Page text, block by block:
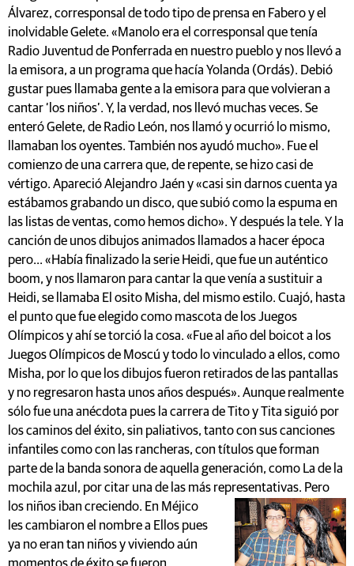
Álvarez, corresponsal de todo tipo de prensa en Fabero y el
inolvidable Gelete. «Manolo era el corresponsal que tenía
Radio Juventud de Ponferrada en nuestro pueblo y nos llevó a
la emisora, a un programa que hacía Yolanda (Ordás). Debió
gustar pues llamaba gente a la emisora para que volvieran a
cantar ‘los niños’. Y, la verdad, nos llevó muchas veces. Se
enteró Gelete, de Radio León, nos llamó y ocurrió lo mismo,
llamaban los oyentes. También nos ayudó mucho». Fue el
comienzo de una carrera que, de repente, se hizo casi de
vértigo. Apareció Alejandro Jaén y «casi sin darnos cuenta ya
estábamos grabando un disco, que subió como la espuma en
las listas de ventas, como hemos dicho». Y después la tele. Y la
canción de unos dibujos animados llamados a hacer época
pero... «Había finalizado la serie Heidi, que fue un auténtico
boom, y nos llamaron para cantar la que venía a sustituir a
Heidi, se llamaba El osito Misha, del mismo estilo. Cuajó, hasta
el punto que fue elegido como mascota de los Juegos
Olímpicos y ahí se torció la cosa. «Fue al año del boicot a los
Juegos Olímpicos de Moscú y todo lo vinculado a ellos, como
Misha, por lo que los dibujos fueron retirados de las pantallas
y no regresaron hasta unos años después». Aunque realmente
sólo fue una anécdota pues la carrera de Tito y Tita siguió por
los caminos del éxito, sin paliativos, tanto con sus canciones
infantiles como con las rancheras, con títulos que forman
parte de la banda sonora de aquella generación, como La de la
mochila azul, por citar una de las más representativas. Pero
los niños iban creciendo. En Méjico
les cambiaron el nombre a Ellos pues
ya no eran tan niños y viviendo aún